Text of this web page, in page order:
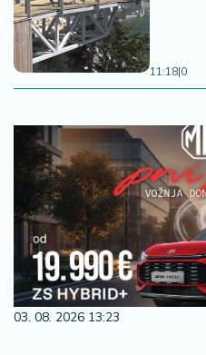
11:18|0
03. 08. 2026 13:23